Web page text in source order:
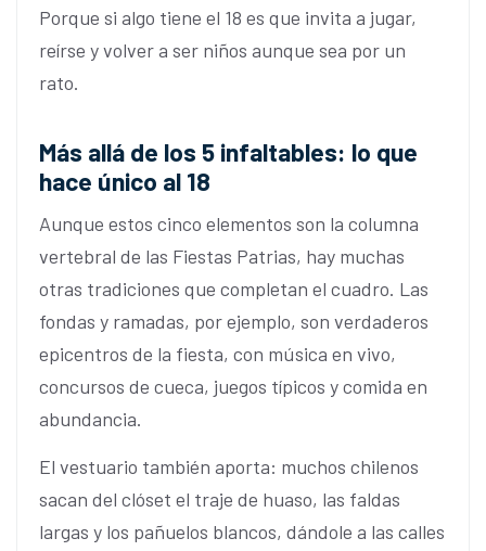
Porque si algo tiene el 18 es que invita a jugar,
reírse y volver a ser niños aunque sea por un
rato.
Más allá de los 5 infaltables: lo que
hace único al 18
Aunque estos cinco elementos son la columna
vertebral de las Fiestas Patrias, hay muchas
otras tradiciones que completan el cuadro. Las
fondas y ramadas, por ejemplo, son verdaderos
epicentros de la fiesta, con música en vivo,
concursos de cueca, juegos típicos y comida en
abundancia.
El vestuario también aporta: muchos chilenos
sacan del clóset el traje de huaso, las faldas
largas y los pañuelos blancos, dándole a las calles